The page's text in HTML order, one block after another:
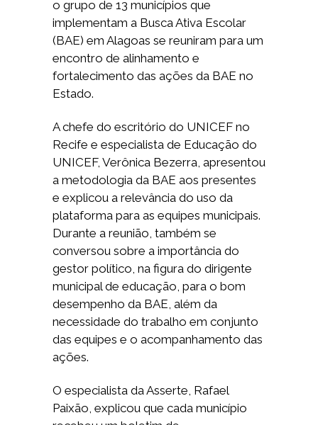
o grupo de 13 municípios que
implementam a Busca Ativa Escolar
(BAE) em Alagoas se reuniram para um
encontro de alinhamento e
fortalecimento das ações da BAE no
Estado.
A chefe do escritório do UNICEF no
Recife e especialista de Educação do
UNICEF, Verônica Bezerra, apresentou
a metodologia da BAE aos presentes
e explicou a relevância do uso da
plataforma para as equipes municipais.
Durante a reunião, também se
conversou sobre a importância do
gestor político, na figura do dirigente
municipal de educação, para o bom
desempenho da BAE, além da
necessidade do trabalho em conjunto
das equipes e o acompanhamento das
ações.
O especialista da Asserte, Rafael
Paixão, explicou que cada município